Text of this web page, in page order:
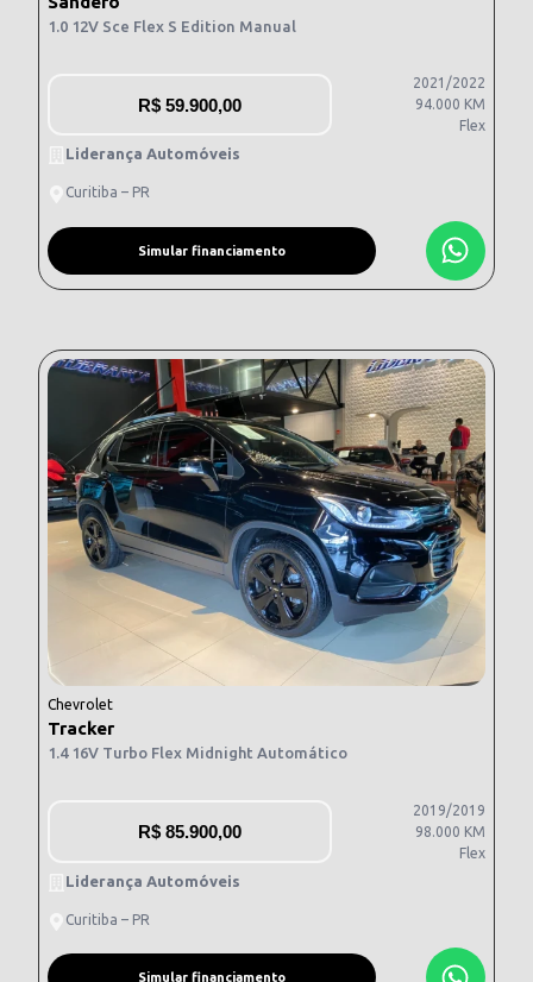
1.0 12V Sce Flex S Edition Manual
R$ 59.900,00
2021/2022
94.000 KM
Flex
Liderança Automóveis
Curitiba – PR
Simular financiamento
Chevrolet
Tracker
1.4 16V Turbo Flex Midnight Automático
R$ 85.900,00
2019/2019
98.000 KM
Flex
Liderança Automóveis
Curitiba – PR
Simular financiamento